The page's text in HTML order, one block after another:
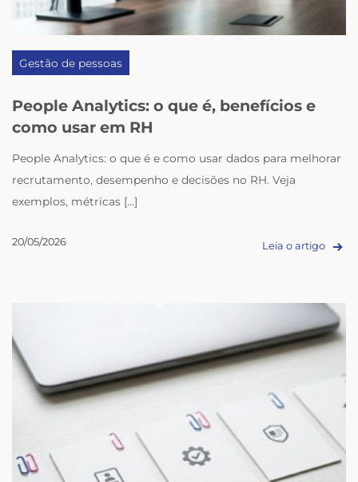
Gestão de pessoas
People Analytics: o que é, benefícios e
como usar em RH
People Analytics: o que é e como usar dados para melhorar
recrutamento, desempenho e decisões no RH. Veja
exemplos, métricas [...]
20/05/2026 Leia o artigo